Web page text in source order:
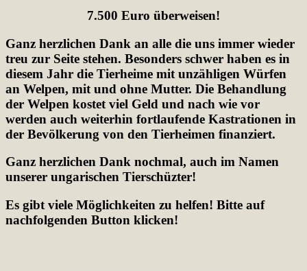
7.500 Euro überweisen!
Ganz herzlichen Dank an alle die uns immer wieder
treu zur Seite stehen. Besonders schwer haben es in
diesem Jahr die Tierheime mit unzähligen Würfen
an Welpen, mit und ohne Mutter. Die Behandlung
der Welpen kostet viel Geld und nach wie vor
werden auch weiterhin fortlaufende Kastrationen in
der Bevölkerung von den Tierheimen finanziert.
Ganz herzlichen Dank nochmal, auch im Namen
unserer ungarischen Tierschüzter!
Es gibt viele Möglichkeiten zu helfen! Bitte auf
nachfolgenden Button klicken!